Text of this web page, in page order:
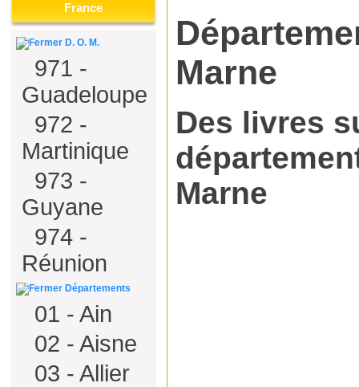
France
D. O. M.
971 -
Guadeloupe
972 -
Martinique
973 -
Guyane
974 -
Réunion
Départements
01 - Ain
02 - Aisne
03 - Allier
Marne
Des livres
Marne